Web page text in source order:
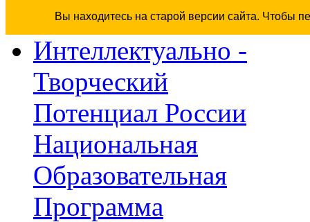
Вы находитесь на старой версии сайта. Чтобы
Интеллектуально -
Творческий
Потенциал России
Национальная
Образовательная
Программа